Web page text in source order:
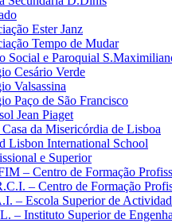
Ester Janz
Tempo de Mudar
Social e Paroquial
Cesário Verde
Valsassina
Paço de São Francisco
Jean Piaget
Casa da Misericórdia de Lisboa
Lisbon International School
e Superior
– Centro de Formação
– Centro de Formação
– Escola Superior de
– Instituto Superior de